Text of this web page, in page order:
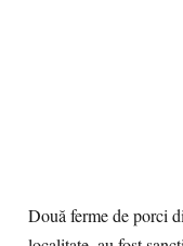
Două ferme de porci